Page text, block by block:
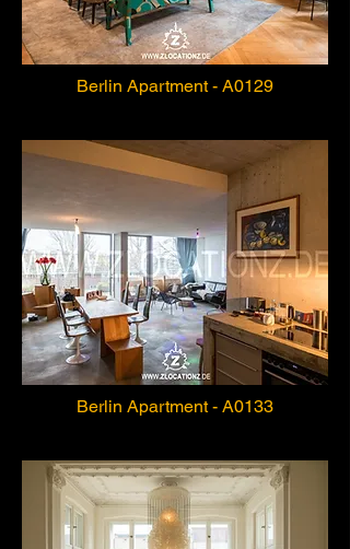
Berlin Apartment - A0129
Berlin Apartment - A0133